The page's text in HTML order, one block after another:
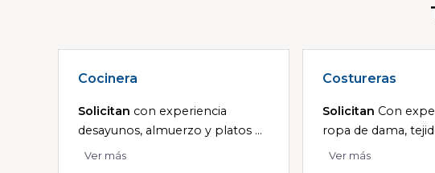
Cocinera
Solicitan con experiencia
desayunos, almuerzo y platos ...
Ver más
Costureras
Solicitan Con
ropa de dama,
Ver más